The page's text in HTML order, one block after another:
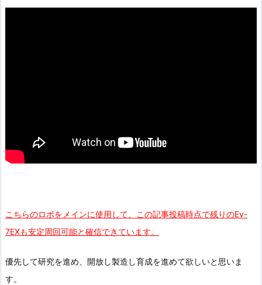
こちらのロボをメインに使用して、この記事投稿時点で残りのEv-
7EXも安定周回可能と確信できています。
優先して研究を進め、開放し製造し育成を進めて欲しいと思いま
す。